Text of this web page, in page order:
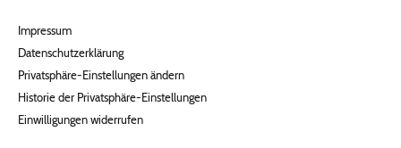
Impressum
Datenschutzerklärung
Privatsphäre-Einstellungen ändern
Historie der Privatsphäre-Einstellungen
Einwilligungen widerrufen